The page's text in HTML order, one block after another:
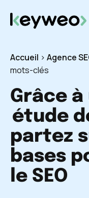
Accueil > Agence
mots-clés
Grâce à
étude
partez
bases
le SEO